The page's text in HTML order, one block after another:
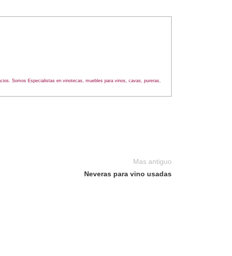
Somos Especialistas en vinotecas, muebles para vinos, cavas, pureras,
Mas antiguo
Neveras para vino usadas